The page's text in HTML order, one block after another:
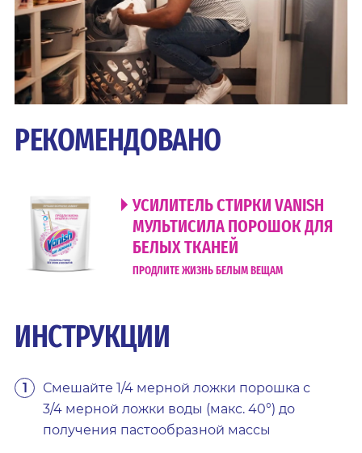
РЕКОМЕНДОВАНО
УСИЛИТЕЛЬ СТИРКИ VANISH
МУЛЬТИСИЛА ПОРОШОК ДЛЯ
БЕЛЫХ ТКАНЕЙ
ПРОДЛИТЕ ЖИЗНЬ БЕЛЫМ ВЕЩАМ
ИНСТРУКЦИИ
Смешайте 1/4 мерной ложки порошка с
3/4 мерной ложки воды (макс. 40°) до
получения пастообразной массы